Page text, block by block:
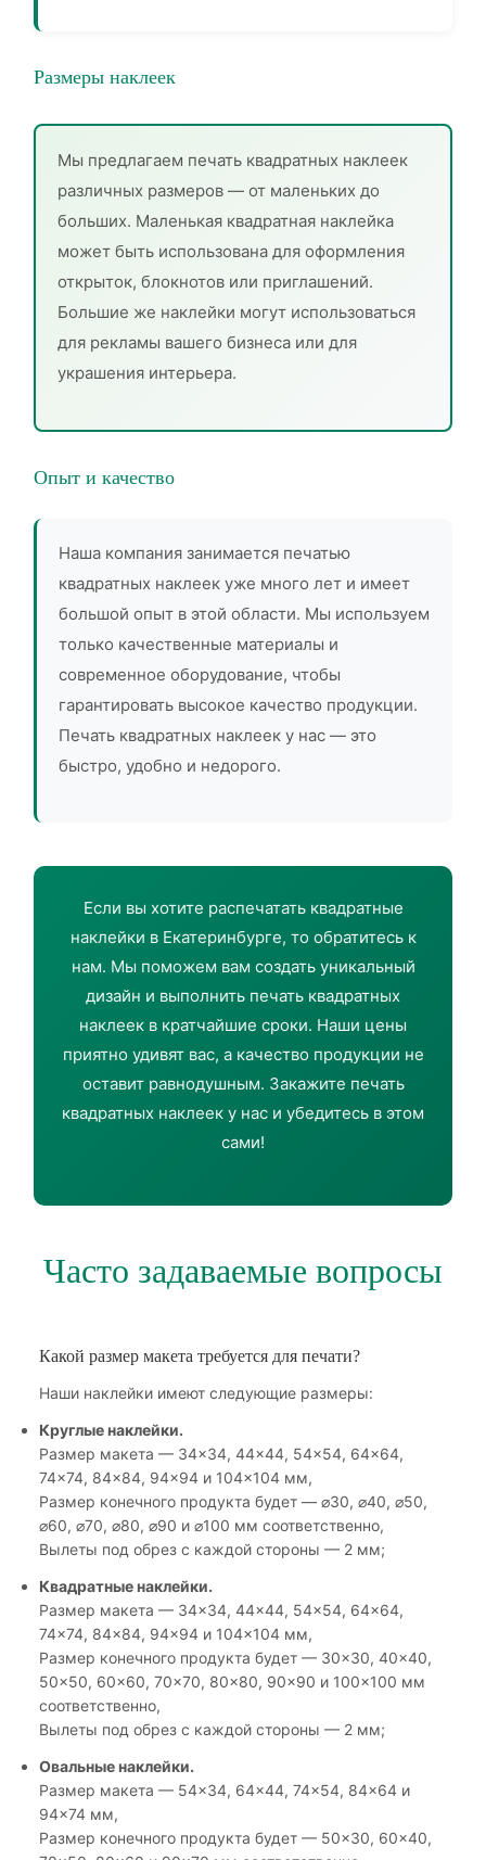
Размеры наклеек
Мы предлагаем печать квадратных наклеек
различных размеров — от маленьких до
больших. Маленькая квадратная наклейка
может быть использована для оформления
открыток, блокнотов или приглашений.
Большие же наклейки могут использоваться
для рекламы вашего бизнеса или для
украшения интерьера.
Опыт и качество
Наша компания занимается печатью
квадратных наклеек уже много лет и имеет
большой опыт в этой области. Мы используем
только качественные материалы и
современное оборудование, чтобы
гарантировать высокое качество продукции.
Печать квадратных наклеек у нас — это
быстро, удобно и недорого.
Если вы хотите распечатать квадратные
наклейки в Екатеринбурге, то обратитесь к
нам. Мы поможем вам создать уникальный
дизайн и выполнить печать квадратных
наклеек в кратчайшие сроки. Наши цены
приятно удивят вас, а качество продукции не
оставит равнодушным. Закажите печать
квадратных наклеек у нас и убедитесь в этом
сами!
Часто задаваемые вопросы
Какой размер макета требуется для печати?
Наши наклейки имеют следующие размеры:
Круглые наклейки.
Размер макета — 34×34, 44×44, 54×54, 64×64,
74×74, 84×84, 94×94 и 104×104 мм,
Размер конечного продукта будет — ⌀30, ⌀40, ⌀50,
⌀60, ⌀70, ⌀80, ⌀90 и ⌀100 мм соответственно,
Вылеты под обрез с каждой стороны — 2 мм;
Квадратные наклейки.
Размер макета — 34×34, 44×44, 54×54, 64×64,
74×74, 84×84, 94×94 и 104×104 мм,
Размер конечного продукта будет — 30×30, 40×40,
50×50, 60×60, 70×70, 80×80, 90×90 и 100×100 мм
соответственно,
Вылеты под обрез с каждой стороны — 2 мм;
Овальные наклейки.
Размер макета — 54×34, 64×44, 74×54, 84×64 и
94×74 мм,
Размер конечного продукта будет — 50×30, 60×40,